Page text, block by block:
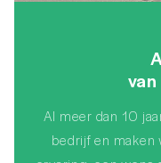
Al meer dan 10
bedrijf en maken